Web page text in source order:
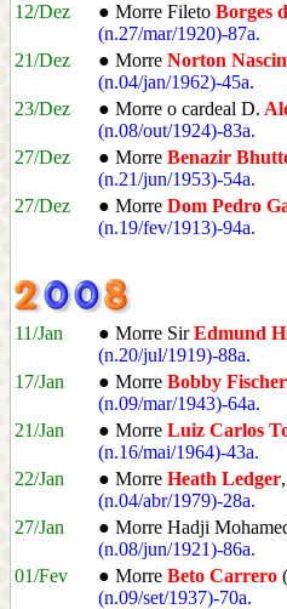
12/Dez
● Morre Fileto Borges
(n.27/mar/1920)-87a.
21/Dez
● Morre Norton
(n.04/jan/1962)-45a.
23/Dez
● Morre o cardeal D.
(n.08/out/1924)-83a.
27/Dez
● Morre Benazir
(n.21/jun/1953)-54a.
27/Dez
● Morre Dom Pedro
(n.19/fev/1913)-94a.
11/Jan ● Morre SirEdmund
(n.20/jul/1919)-88a.
17/Jan
● Morre Bobby Fischer
(n.09/mar/1943)-64a.
21/Jan
● Morre Luiz Carlos
(n.16/mai/1964)-43a.
22/Jan
● Morre Heath Ledger
(n.04/abr/1979)-28a.
27/Jan
● Morre Hadji
(n.08/jun/1921)-86a.
01/Fev
● Morre Beto Carrero
(n.09/set/1937)-70a.